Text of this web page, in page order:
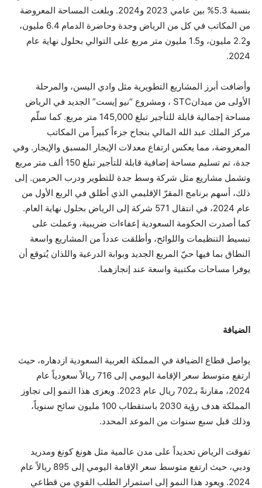
بنسبة 5.3% بين عامي 2023 و2024. وبلغت المساحة المعروضة
من المكاتب في كل من الرياض وجدة وحاضرة الدمام 6.4 مليون،
و2.2 مليون، و1.5 مليون متر مربع على التوالي بحلول نهاية عام
2024.
وأضافت أبرز المشاريع التطويرية مثل وادي اليسن، والمرحلة
الأولى من ميدانSTC ، ومشروع “نيو إيست” الجديد في الرياض
مساحة إجمالية قابلة للتأجير تبلغ 145,000 متر مربع. كما سلّم
مركز الملك عبد الله المالي بنجاح جزءاً كبيراً من المكاتب
المعروضة، مما يعكس ارتفاع معدلات الإيجار المسبق والإيجار. وفي
جدة، تم تسليم مساحة إضافية قابلة للتأجير تبلغ 150 ألف متر مربع
وتشمل مشاريع مثل شركة وسط جدة للتطوير ودرب الحرمين. إلى
ذلك، أسهم برنامج المقرّ الإقليمي الذي أطلق في الربع الأول من
عام 2024، في انتقال 571 شركة إلى الرياض بحلول نهاية العام.
كما أصدرت الحكومة السعودية إعفاءات ضريبية، وعملت على
تبسيط التنظيمات واللوائح، وأطلقت عدداً من المشاريع واسعة
النطاق بما فيها حيّ المربع الجديد وبوابة الدرعية واللذان يُتوقع أن
يوفرا مساحات مكتبية واسعة عند إنجازهما.
الضيافة
يواصل قطاع الضيافة في المملكة العربية السعودية ازدهاره، حيث
ارتفع متوسط سعر الإقامة اليومي إلى 716 ريالاً سعودياً عام
2024، مقارنةً بـ702 ريال عام 2023. ويعزى هذا النمو إلى تجاوز
المملكة هدف رؤية 2030 باستقطاب 100 مليون سائح سنوياً،
وذلك قبل سبع سنوات من الموعد المحدد.
تفوقت الرياض تحديداً على مدن عالمية مثل هونغ كونغ ومدريد
ودبي، حيث ارتفع متوسط سعر الإقامة اليومي إلى 895 ريالاً عام
2024. ويعود هذا النمو إلى استمرار الطلب القوي من قطاعي